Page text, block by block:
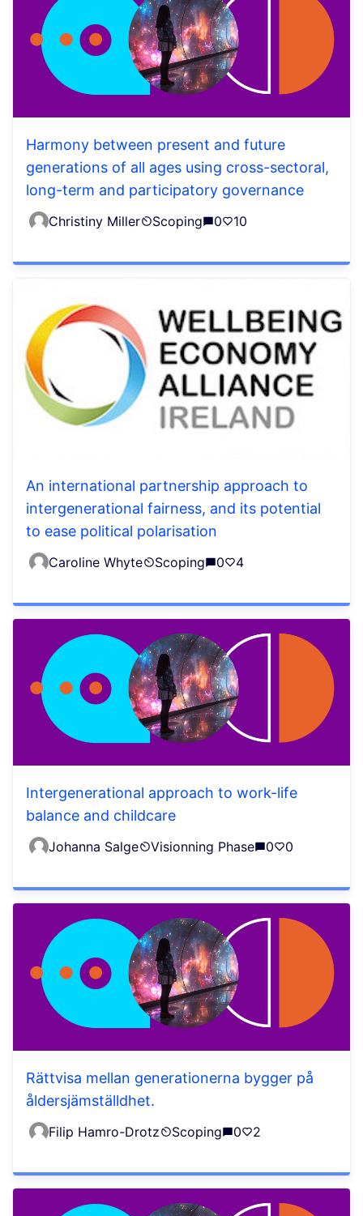
Harmony between present and future
generations of all ages using cross-sectoral,
long-term and participatory governance
Christiny Miller Scoping 0 10
An international partnership approach to
intergenerational fairness, and its potential
to ease political polarisation
Caroline Whyte Scoping 0 4
Intergenerational approach to work-life
balance and childcare
Johanna Salge Visionning Phase 0 0
Rättvisa mellan generationerna bygger på
åldersjämställdhet.
Filip Hamro-Drotz Scoping 0 2